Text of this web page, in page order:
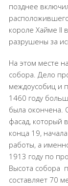
позднее
короле Хайме II
разрушены за
На этом месте
собора. Дело
междоусобиц и
1460 году
была окончена.
фасад, который
конца 19,
работы, а
1913 году по
Высота собора
составляет 70